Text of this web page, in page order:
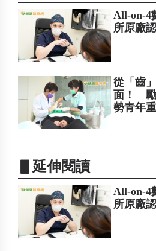
All-on-4
所原廠
從「齒
面！ 勵
勢青年
▋延伸閱讀
All-on-
所原廠